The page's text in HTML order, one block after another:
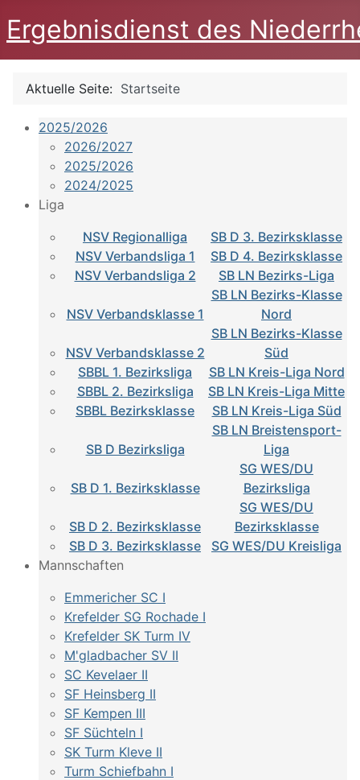
Ergebnisdienst des
Aktuelle Seite: Startseite
2025/2026
2026/2027
2025/2026
2024/2025
Liga
NSV Regionalliga
SB D 3. Bezirksklasse
NSV Verbandsliga 1
SB D 4. Bezirksklasse
NSV Verbandsliga 2
SB LN Bezirks-Liga
NSV Verbandsklasse 1
SB LN Bezirks-Klasse
Nord
NSV Verbandsklasse 2
SB LN Bezirks-Klasse
Süd
SBBL 1. Bezirksliga
SB LN Kreis-Liga Nord
SBBL 2. Bezirksliga
SB LN Kreis-Liga Mitte
SBBL Bezirksklasse
SB LN Kreis-Liga Süd
SB D Bezirksliga
SB LN Breistensport-
Liga
SB D 1. Bezirksklasse
SG WES/DU
Bezirksliga
SB D 2. Bezirksklasse
SG WES/DU
Bezirksklasse
SB D 3. Bezirksklasse
SG WES/DU Kreisliga
Mannschaften
Emmericher SC I
Krefelder SG Rochade I
Krefelder SK Turm IV
M'gladbacher SV II
SC Kevelaer II
SF Heinsberg II
SF Kempen III
SF Süchteln I
SK Turm Kleve II
Turm Schiefbahn I